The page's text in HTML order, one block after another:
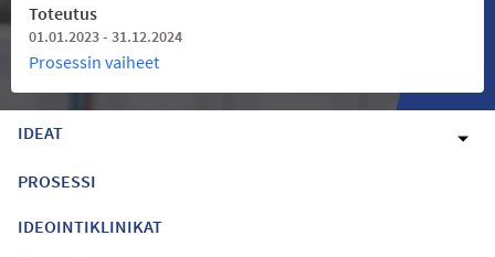
Toteutus
01.01.2023 - 31.12.2024
Prosessin vaiheet
IDEAT
PROSESSI
IDEOINTIKLINIKAT